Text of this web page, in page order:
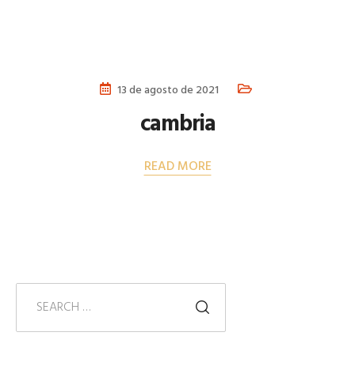
13 de agosto de 2021
cambria
READ MORE